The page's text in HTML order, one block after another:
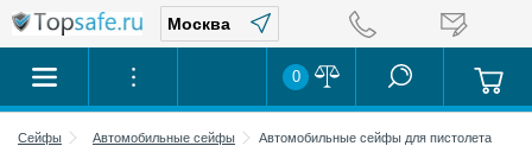
0
Сейфы Автомобильные сейфы Автомобильные сейфы для пистолета